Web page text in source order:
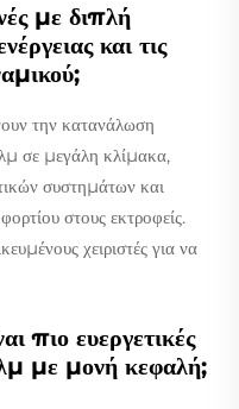
με διπλή
και τις
την κατανάλωση
σε μεγάλη κλίμακα,
συστημάτων και
στους εκτροφείς.
χειριστές για να
πιο ευεργετικές
με μονή κεφαλή;